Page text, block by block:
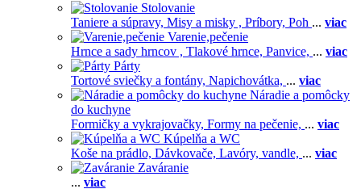
Stolovanie
Taniere a súpravy, Misy a misky , Príbory, Poh ... viac
Varenie,pečenie
Hrnce a sady hrncov , Tlakové hrnce, Panvice, ... viac
Párty
Tortové sviečky a fontány, Napichovátka, ... viac
Náradie a pomôcky
do kuchyne
Formičky a vykrajovačky, Formy na pečenie, ... viac
Kúpelňa a WC
Koše na prádlo, Dávkovače, Lavóry, vandle, ... viac
Zaváranie
... viac